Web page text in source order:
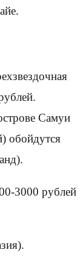
Самуи
обойдутся
3000 рублей